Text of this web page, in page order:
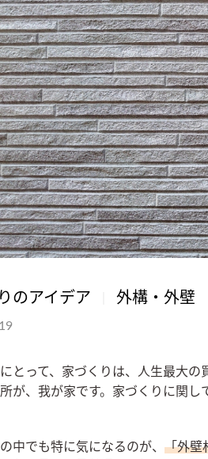
のアイデア 外構・外壁
とって、家づくりは、人生最大
が、我が家です。家づくりに関
中でも特に気になるのが、 「外壁